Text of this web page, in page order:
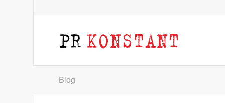
Blog